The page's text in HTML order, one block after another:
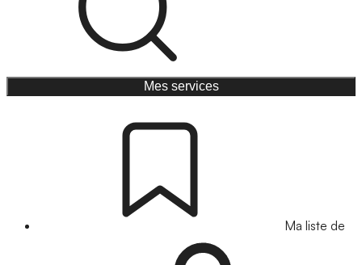
Mes services
Ma liste de